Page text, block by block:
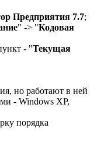
Предприятия 7.7;
" -> "Кодовая
- "Текущая
но работают в ней
- Windows XP,
порядка